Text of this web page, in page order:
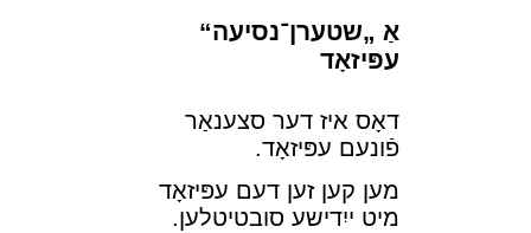
אַ „שטערן־נסיעה“
עפּיזאָד
דאָס איז דער סצענאַר
פֿונעם עפּיזאָד.
מען קען זען דעם עפּיזאָד
מיט ייִדישע סובטיטלען.